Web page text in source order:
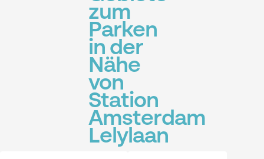
zum
Parken
in der
Nähe
von
Station
Amsterdam
Lelylaan